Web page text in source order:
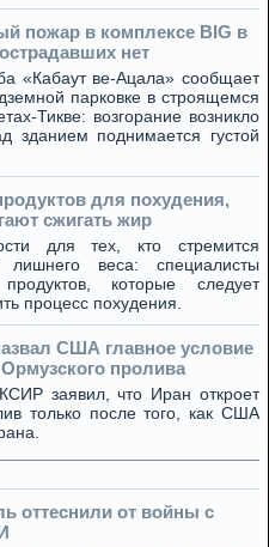
пожар в комплексе BIG в
нет
«Кабаут ве-Ацала» сообщает
парковке в строящемся
Тикве: возгорание возникло
зданием поднимается густой
для похудения,
сжигать жир
для тех, кто стремится
лишнего веса: специалисты
которые следует
процесс похудения.
США главное условие
пролива
заявил, что Иран откроет
только после того, как США
оттеснили от войны с